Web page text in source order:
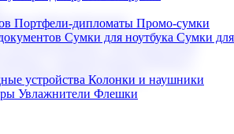
Портфели-дипломаты Промо-сумки
Сумки для ноутбука Сумки для
устройства Колонки и наушники
Увлажнители Флешки
наборы Кошельки
ручекНаборы с аккумуляторами
воды
Наборы с ежедневниками
наборыЧайные наборы